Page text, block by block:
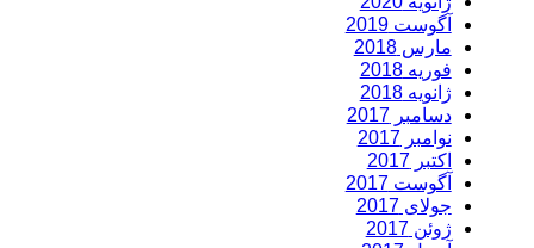
آگوست 2019
مارس 2018
فوریه 2018
ژانویه 2018
دسامبر 2017
نوامبر 2017
اکتبر 2017
آگوست 2017
جولای 2017
ژوئن 2017